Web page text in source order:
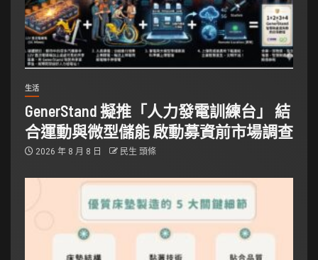
生活
GenerStand 擬推「人力發電訓練台」 結
合運動與微型儲能 啟動募資前市場調查
2026 年 8 月 8 日 民生 頭條